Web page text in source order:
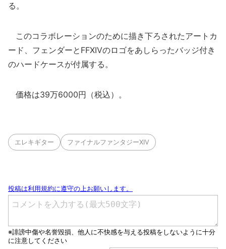
る。
このコラボレーションのために描き下ろされたアートカ
ード、フェンダーとFFXIVのロゴをあしらったバッジ付き
のハードケースが付属する。
価格は39万6000円（税込）。
エレキギター ファイナルファンタジーXIV